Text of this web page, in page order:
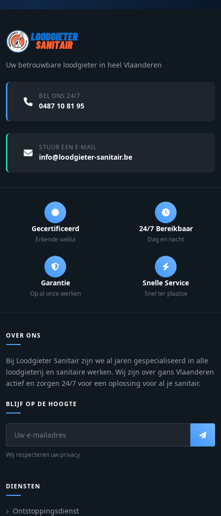
Uw betrouwbare loodgieter in heel Vlaanderen
BEL ONS 24/7
0487 10 81 95
STUUR EEN E-MAIL
info@loodgieter-sanitair.be
Gecertificeerd
Erkende vaklui
24/7 Bereikbaar
Dag en nacht
Garantie
Op al onze werken
Snelle Service
Snel ter plaatse
OVER ONS
Bij Loodgieter Sanitair zijn we al jaren gespecialiseerd in alle
loodgieterij en sanitaire werken. Wij zijn over gans Vlaanderen
actief en zorgen 24/7 voor een oplossing voor al je sanitair.
BLIJF OP DE HOOGTE
Wij respecteren uw privacy
DIENSTEN
Ontstoppingsdienst